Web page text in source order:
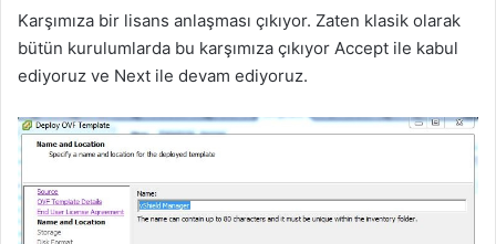
Karşımıza bir lisans anlaşması çıkıyor. Zaten klasik olarak
bütün kurulumlarda bu karşımıza çıkıyor Accept ile kabul
ediyoruz ve Next ile devam ediyoruz.